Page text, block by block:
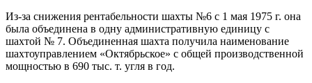
Из-за снижения рентабельности шахты №6 с 1 мая 1975 г. она
была объединена в одну административную единицу с
шахтой № 7. Объединенная шахта получила наименование
шахтоуправлением «Октябрьское» с общей производственной
мощностью в 690 тыс. т. угля в год.